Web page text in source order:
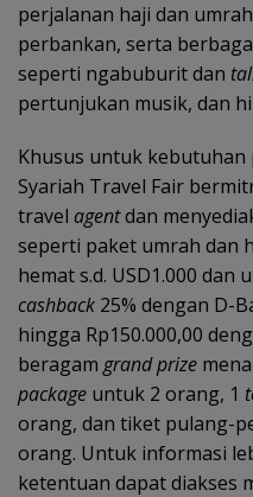
perjalanan haji dan
perbankan, serta
seperti ngabuburit dan
pertunjukan musik, dan
Khusus untuk kebutuhan
Syariah Travel Fair
travel agentdan
seperti paket umrah dan
hemat s.d. USD1.000 dan
cashback 25% dengan D-
hingga Rp150.000,00
beragam grand prize
package untuk 2 orang, 1
orang, dan tiket pulang-
orang. Untuk informasi
ketentuan dapat diakses